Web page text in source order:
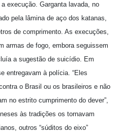
execução. Garganta lavada, no
pela lâmina de aço dos katanas,
de comprimento. As execuções,
armas de fogo, embora seguissem
a sugestão de suicídio. Em
entregavam à polícia. “Eles
o Brasil ou os brasileiros e não
no estrito cumprimento do dever”,
às tradições os tornavam
outros “súditos do eixo”